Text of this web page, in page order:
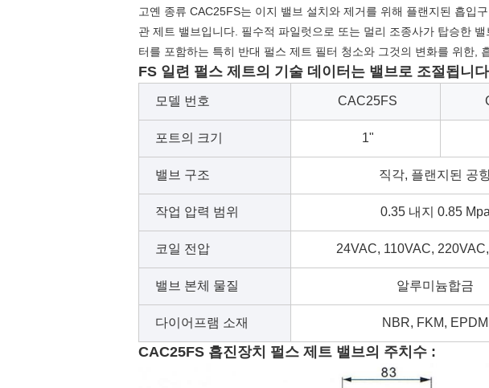
고옌 종류 CAC25FS는 이지 밸브 설치와 제거를 위해 플랜지된 흡입
관 제트 밸브입니다. 필수적 파일럿으로 또는 멀리 조종사가 탑승한
터를 포함하는 특히 반대 펄스 제트 필터 청소와 그것의 변화를 위한,
FS 일련 펄스 제트의 기술 데이터는 밸브로 조절됩니
모델 번호 CAC25FS
포트의 크기 1"
밸브 구조 직각, 플랜지된 공
작업 압력 범위 0.35 내지 0.85 Mpa
코일 전압 24VAC, 110VAC,
밸브 본체 물질 알루미늄합금
다이어프램 소재 NBR, FKM, EPDM
CAC25FS 흡진장치 펄스 제트 밸브의 주치수 :